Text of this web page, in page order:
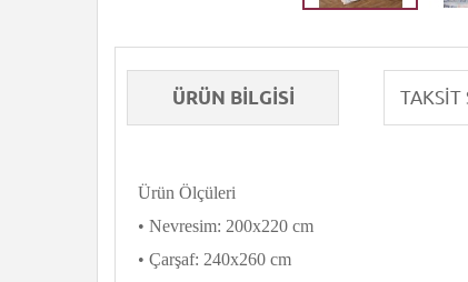
ÜRÜN BILGISI
Ürün Ölçüleri
• Nevresim: 200x220 cm
• Çarşaf: 240x260 cm